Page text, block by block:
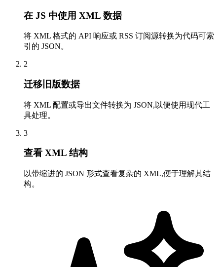
在 JS 中使用 XML 数据
将 XML 格式的 API 响应或 RSS 订阅源转换为代码可索
引的 JSON。
2
迁移旧版数据
将 XML 配置或导出文件转换为 JSON,以便使用现代工
具处理。
3
查看 XML 结构
以带缩进的 JSON 形式查看复杂的 XML,便于理解其结
构。